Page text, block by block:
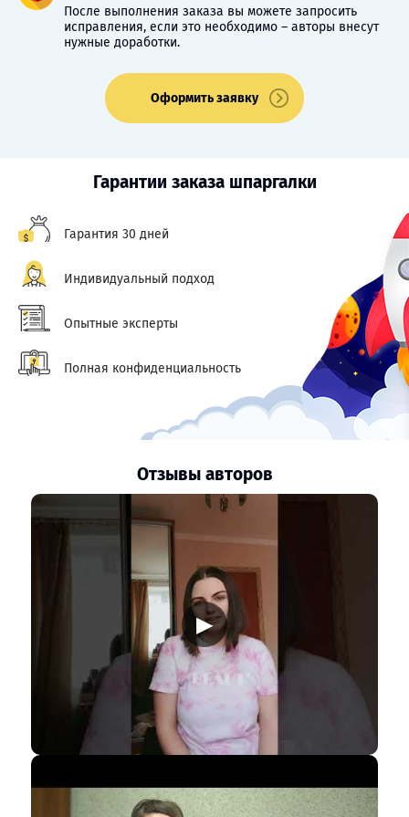
После выполнения заказа вы можете запросить
исправления, если это необходимо – авторы внесут
нужные доработки.
Оформить заявку
Гарантии заказа шпаргалки
Гарантия 30 дней
Индивидуальный подход
Опытные эксперты
Полная конфиденциальность
Отзывы авторов
▶